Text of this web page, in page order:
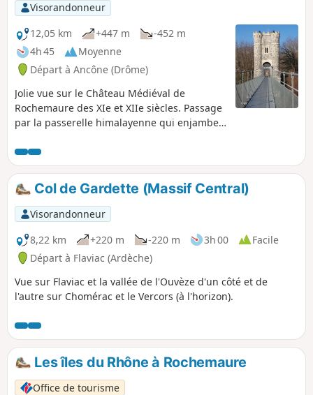
Visorandonneur
12,05 km
+447 m
-452 m
4h 45
Moyenne
Départ à Ancône (Drôme)
Jolie vue sur le Château Médiéval de
Rochemaure des XIe et XIIe siècles. Passage
par la passerelle himalayenne qui enjambe
Chenavari, sur les montagnes du Vercors
ainsi que sur la vallée du Rhône et le
plateau du Coiron.
Col de Gardette (Massif Central)
Visorandonneur
8,22 km
+220 m -220 m 3h 00
Facile
Départ à Flaviac (Ardèche)
Vue sur Flaviac et la vallée de l'Ouvèze d'un côté et de
l'autre sur Chomérac et le Vercors (à l'horizon).
Les îles du Rhône à Rochemaure
Office de tourisme